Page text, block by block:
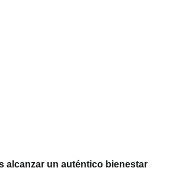
alcanzar un auténtico bienestar